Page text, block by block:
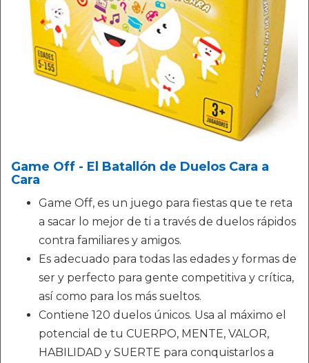
Game Off - El Batallón de Duelos Cara a
Cara
Game Off, es un juego para fiestas que te reta
a sacar lo mejor de ti a través de duelos rápidos
contra familiares y amigos.
Es adecuado para todas las edades y formas de
ser y perfecto para gente competitiva y crítica,
así como para los más sueltos.
Contiene 120 duelos únicos. Usa al máximo el
potencial de tu CUERPO, MENTE, VALOR,
HABILIDAD y SUERTE para conquistarlos a